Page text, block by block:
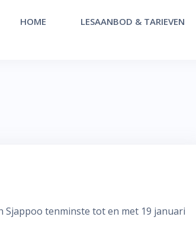
HOME LESAANBOD & TARIEVEN
tenminste tot en met 19 januari